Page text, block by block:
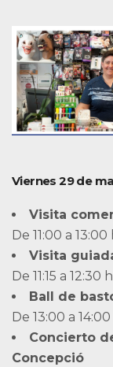
Viernes 29 de
Visita
De 11:00 a
Visita
De 11:15 a
Ball de
De 13:00 a
Concierto
Concepció